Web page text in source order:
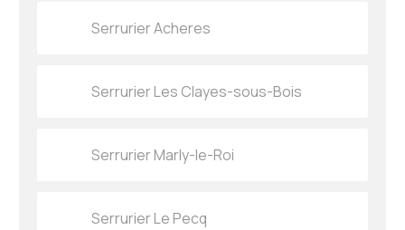
Serrurier Acheres
Serrurier Les Clayes-sous-Bois
Serrurier Marly-le-Roi
Serrurier Le Pecq